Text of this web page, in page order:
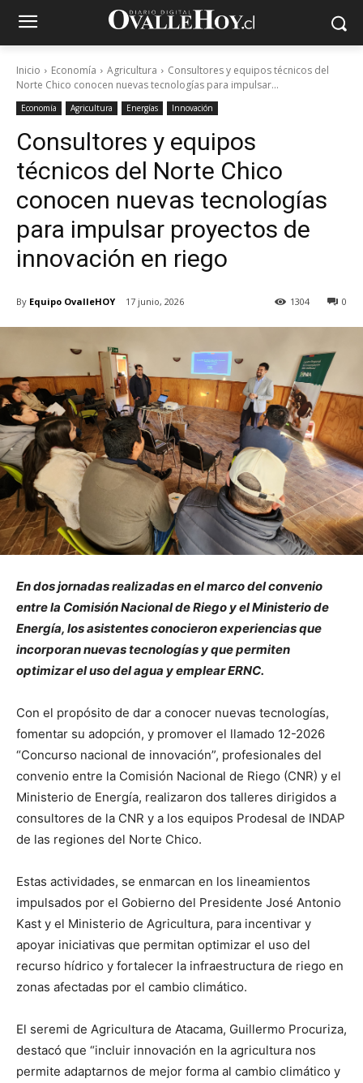
Inicio Economía Agricultura
Consultores y equipos técnicos del
Norte Chico conocen nuevas tecnologías para impulsar...
Economía Agricultura Energías Innovación
Consultores y equipos
técnicos del Norte Chico
conocen nuevas tecnologías
para impulsar proyectos de
innovación en riego
By Equipo OvalleHOY 17 junio, 2026 0
1304
En dos jornadas realizadas en el marco del convenio
entre la Comisión Nacional de Riego y el Ministerio de
Energía, los asistentes conocieron experiencias que
incorporan nuevas tecnologías y que permiten
optimizar el uso del agua y emplear ERNC.
Con el propósito de dar a conocer nuevas tecnologías,
fomentar su adopción, y promover el llamado 12-2026
“Concurso nacional de innovación”, profesionales del
convenio entre la Comisión Nacional de Riego (CNR) y el
Ministerio de Energía, realizaron dos talleres dirigidos a
consultores de la CNR y a los equipos Prodesal de INDAP
de las regiones del Norte Chico.
Estas actividades, se enmarcan en los lineamientos
impulsados por el Gobierno del Presidente José Antonio
Kast y el Ministerio de Agricultura, para incentivar y
apoyar iniciativas que permitan optimizar el uso del
recurso hídrico y fortalecer la infraestructura de riego en
zonas afectadas por el cambio climático.
El seremi de Agricultura de Atacama, Guillermo Procuriza,
destacó que “incluir innovación en la agricultura nos
permite adaptarnos de mejor forma al cambio climático y